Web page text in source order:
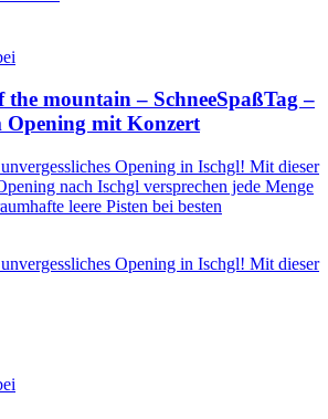
mountain – SchneeSpaßTag –
Opening mit Konzert
Opening in Ischgl! Mit dieser
nach Ischgl versprechen jede Menge
leere Pisten bei besten
Opening in Ischgl! Mit dieser